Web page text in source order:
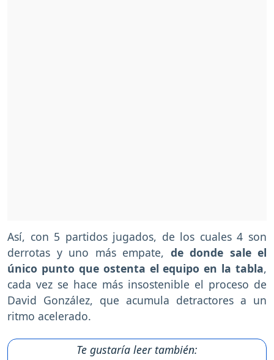
Así, con 5 partidos jugados, de los cuales 4 son
derrotas y uno más empate, de donde sale el
único punto que ostenta el equipo en la tabla,
cada vez se hace más insostenible el proceso de
David González, que acumula detractores a un
ritmo acelerado.
Te gustaría leer también: